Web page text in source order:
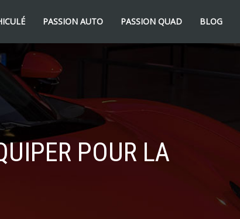
PASSION AUTO PASSION QUAD BLOG
POUR LA